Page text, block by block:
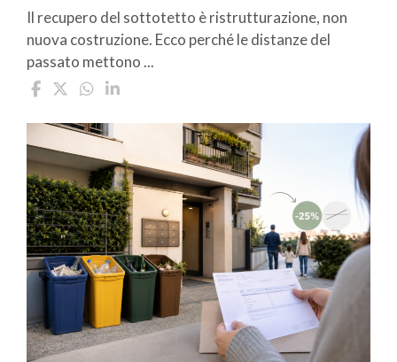
Il recupero del sottotetto è ristrutturazione, non
nuova costruzione. Ecco perché le distanze del
passato mettono ...